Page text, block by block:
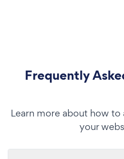
Frequently
Learn more about how
your